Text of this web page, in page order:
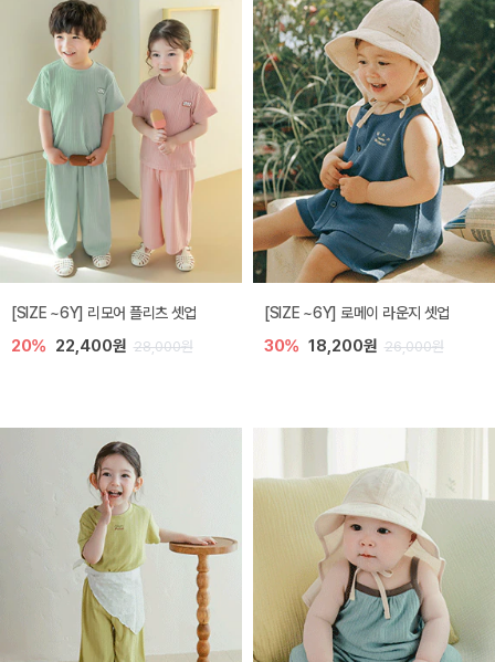
[SIZE ~6Y] 리모어 플리츠 셋업
20% 22,400원 28,000원
[SIZE ~6Y] 로메이 라운지 셋업
30% 18,200원 26,000원